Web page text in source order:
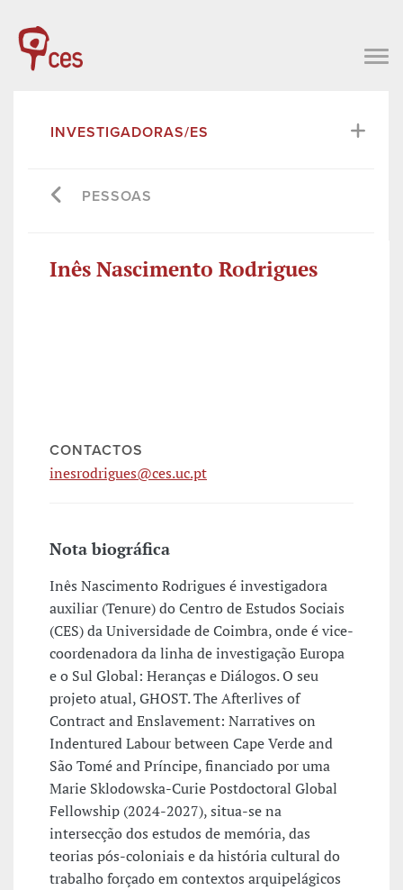
INVESTIGADORAS/ES
PESSOAS
Inês Nascimento Rodrigues
CONTACTOS
inesrodrigues@ces.uc.pt
Nota biográfica
Inês Nascimento Rodrigues é investigadora
auxiliar (Tenure) do Centro de Estudos Sociais
(CES) da Universidade de Coimbra, onde é vice-
coordenadora da linha de investigação Europa
e o Sul Global: Heranças e Diálogos. O seu
projeto atual, GHOST. The Afterlives of
Contract and Enslavement: Narratives on
Indentured Labour between Cape Verde and
São Tomé and Príncipe, financiado por uma
Marie Sklodowska-Curie Postdoctoral Global
Fellowship (2024-2027), situa-se na
intersecção dos estudos de memória, das
teorias pós-coloniais e da história cultural do
trabalho forçado em contextos arquipelágicos